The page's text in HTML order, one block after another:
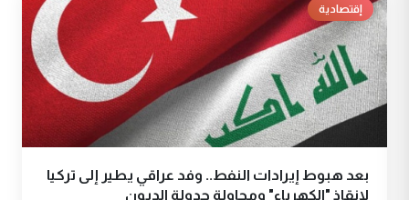
إقتصادية
بعد هبوط إيرادات النفط.. وفد عراقي يطير إلى تركيا
لإنقاذ "الكهرباء" ومحاولة جدولة الديون